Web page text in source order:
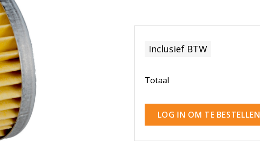
Inclusief BTW
Totaal
LOG IN OM TE BESTELLEN